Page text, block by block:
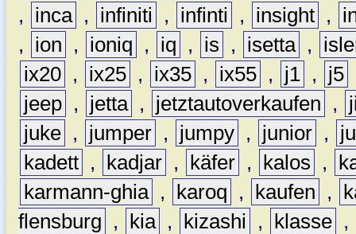
,
inca , infiniti , infinti , insight ,
,
ion , ioniq , iq , is , isetta ,
ix20 , ix25 , ix35 , ix55 , j1 , j5
jeep , jetta , jetztautoverkaufen ,
juke , jumper , jumpy , junior ,
kadett , kadjar , käfer , kalos ,
karmann-ghia , karoq , kaufen ,
flensburg
, kia , kizashi , klasse ,